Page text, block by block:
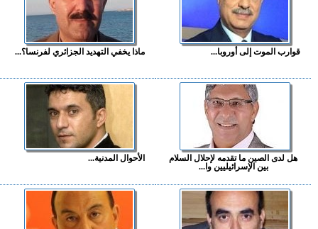
قوارب الموت إلى أوروبا... ماذا يخفي التهديد الجزائري لفرنسا؟...
هل لدى الصين ما تقدمه لإحلال السلام
بين الإسرائيليين وا...
الأحوال المدنية...